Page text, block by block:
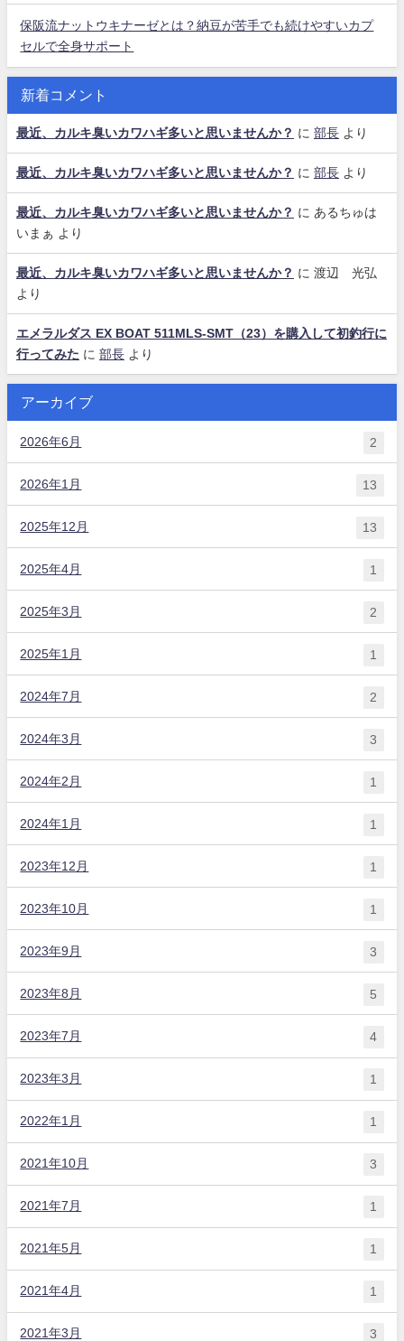
保阪流ナットウキナーゼとは？納豆が苦手でも続けやすいカプ
セルで全身サポート
新着コメント
最近、カルキ臭いカワハギ多いと思いませんか？ に 部長 より
最近、カルキ臭いカワハギ多いと思いませんか？ に 部長 より
最近、カルキ臭いカワハギ多いと思いませんか？ に あるちゅは
いまぁ より
最近、カルキ臭いカワハギ多いと思いませんか？ に 渡辺 光弘
より
エメラルダス EX BOAT 511MLS-SMT（23）を購入して初釣行に
行ってみた に 部長 より
アーカイブ
2026年6月 2
2026年1月 13
2025年12月 13
2025年4月 1
2025年3月 2
2025年1月 1
2024年7月 2
2024年3月 3
2024年2月 1
2024年1月 1
2023年12月 1
2023年10月 1
2023年9月 3
2023年8月 5
2023年7月 4
2023年3月 1
2022年1月 1
2021年10月 3
2021年7月 1
2021年5月 1
2021年4月 1
2021年3月 3